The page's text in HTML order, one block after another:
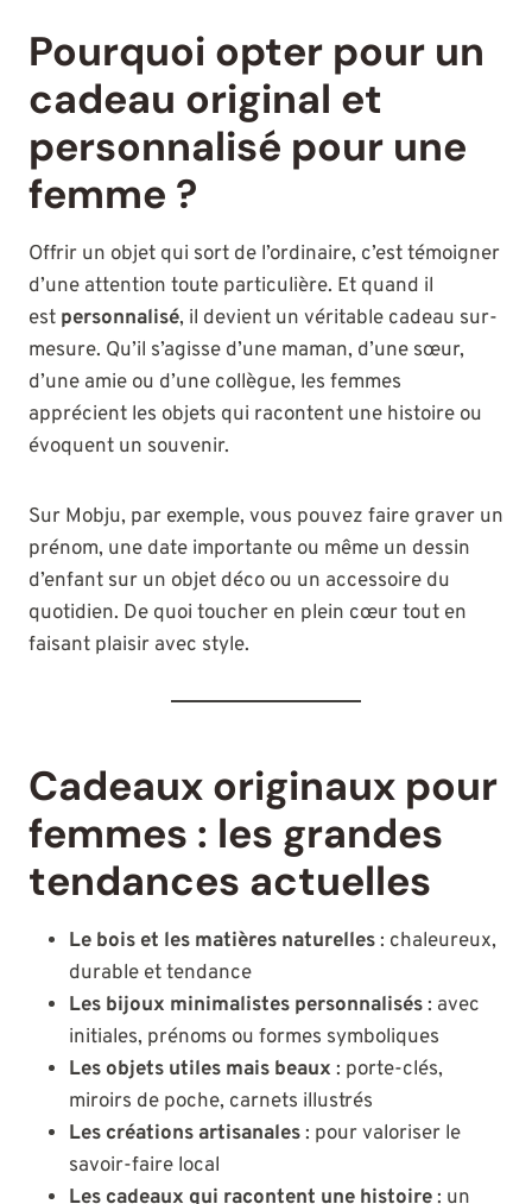
Pourquoi opter pour un
cadeau original et
personnalisé pour une
femme ?
Offrir un objet qui sort de l’ordinaire, c’est témoigner
d’une attention toute particulière. Et quand il
est personnalisé, il devient un véritable cadeau sur-
mesure. Qu’il s’agisse d’une maman, d’une sœur,
d’une amie ou d’une collègue, les femmes
apprécient les objets qui racontent une histoire ou
évoquent un souvenir.
Sur Mobju, par exemple, vous pouvez faire graver un
prénom, une date importante ou même un dessin
d’enfant sur un objet déco ou un accessoire du
quotidien. De quoi toucher en plein cœur tout en
faisant plaisir avec style.
Cadeaux originaux pour
femmes : les grandes
tendances actuelles
Le bois et les matières naturelles: chaleureux,
durable et tendance
Les bijoux minimalistes personnalisés: avec
initiales, prénoms ou formes symboliques
Les objets utiles mais beaux : porte-clés,
miroirs de poche, carnets illustrés
Les créations artisanales: pour valoriser le
savoir-faire local
Les cadeaux qui racontent une histoire: un